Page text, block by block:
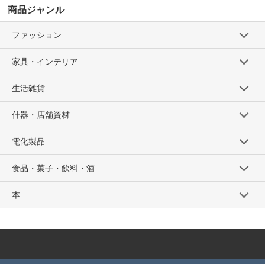
商品ジャンル
ファッション
家具・インテリア
生活雑貨
什器・店舗資材
電化製品
食品・菓子・飲料・酒
本